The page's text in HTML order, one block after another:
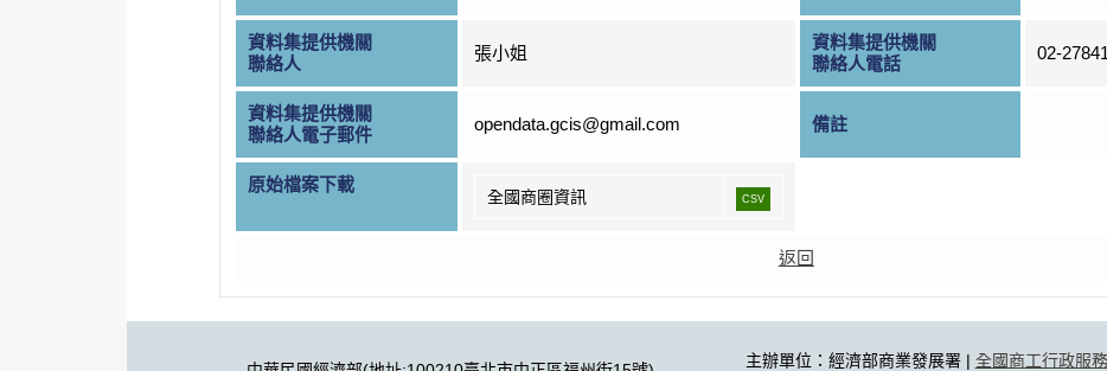
資料集提供機關
聯絡人
張小姐
資料集提供機關
聯絡人電話
02-
資料集提供機關
聯絡人電子郵件
opendata.gcis@gmail.com 備註
原始檔案下載
全國商圈資訊 CSV
返回
主辦單位：經濟部商業發展署 | 全國商工行政服